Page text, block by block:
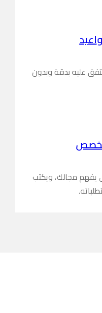
عليه بدقة وبدون
يفهم مجالك، ويكتب